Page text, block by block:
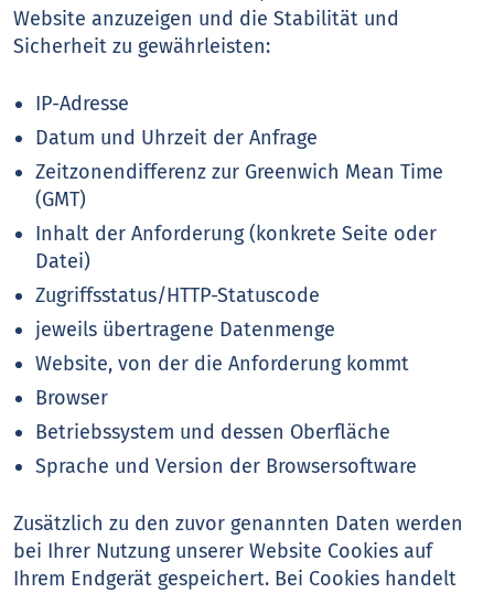
Website anzuzeigen und die Stabilität und
Sicherheit zu gewährleisten:
IP-Adresse
Datum und Uhrzeit der Anfrage
Zeitzonendifferenz zur Greenwich Mean Time
(GMT)
Inhalt der Anforderung (konkrete Seite oder
Datei)
Zugriffsstatus/HTTP-Statuscode
jeweils übertragene Datenmenge
Website, von der die Anforderung kommt
Browser
Betriebssystem und dessen Oberfläche
Sprache und Version der Browsersoftware
Zusätzlich zu den zuvor genannten Daten werden
bei Ihrer Nutzung unserer Website Cookies auf
Ihrem Endgerät gespeichert. Bei Cookies handelt